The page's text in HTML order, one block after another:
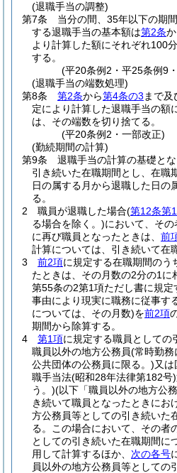
(退職手当の調整)
第7条
当分の間、35年以下の期
する退職手当の基本額は第2条
より計算した額にそれぞれ100
する。
(平20条例2・平25条例9
(退職手当の端数処理)
第8条
第2条から第4条の3 まで及
定により計算した退職手当の額
は、その端数を切り捨てる。
(平20条例2・一部改正)
(勤続期間の計算)
第9条
退職手当の計算の基礎と
引き続いた在職期間とし、在職
日の属する月から退職した日の
る。
2
職員が退職した場合(第12条第
る場合を除く。)において、そ
に再び職員となったときは、 前
計算については、引き続いて在
3
前2項に規定する在職期間のう
たときは、その月数の2分の1に
第55条の2第1項ただし書に規
事由により現実に職務に従事す
については、その月数)を前2項
期間から除算する。
4
第1項に規定する職員としての
職員以外の地方公務員(常時勤務
公共団体の公務員に限る。)又は
職手当法(昭和28年法律第182号)
う。)(以下「職員以外の地方公
き続いて職員となったときにお
方公務員等としての引き続いた
る。
この場合において、その者
としての引き続いた在職期間に
用して計算するほか、 次の各号
員以外の地方公務員等としての